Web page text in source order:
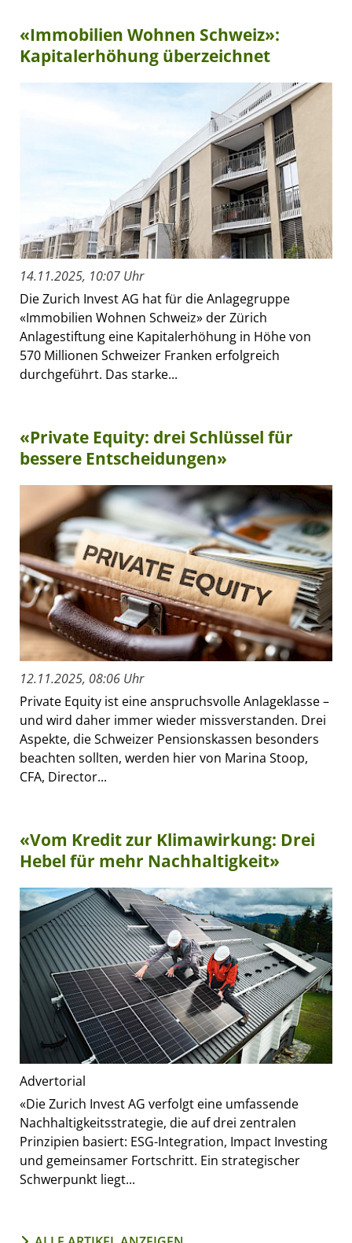
«Immobilien Wohnen Schweiz»:
Kapitalerhöhung überzeichnet
14.11.2025, 10:07 Uhr
Die Zurich Invest AG hat für die Anlagegruppe
«Immobilien Wohnen Schweiz» der Zürich
Anlagestiftung eine Kapitalerhöhung in Höhe von
570 Millionen Schweizer Franken erfolgreich
durchgeführt. Das starke...
«Private Equity: drei Schlüssel für
bessere Entscheidungen»
12.11.2025, 08:06 Uhr
Private Equity ist eine anspruchsvolle Anlageklasse –
und wird daher immer wieder missverstanden. Drei
Aspekte, die Schweizer Pensionskassen besonders
beachten sollten, werden hier von Marina Stoop,
CFA, Director...
«Vom Kredit zur Klimawirkung: Drei
Hebel für mehr Nachhaltigkeit»
Advertorial
«Die Zurich Invest AG verfolgt eine umfassende
Nachhaltigkeitsstrategie, die auf drei zentralen
Prinzipien basiert: ESG-Integration, Impact Investing
und gemeinsamer Fortschritt. Ein strategischer
Schwerpunkt liegt...